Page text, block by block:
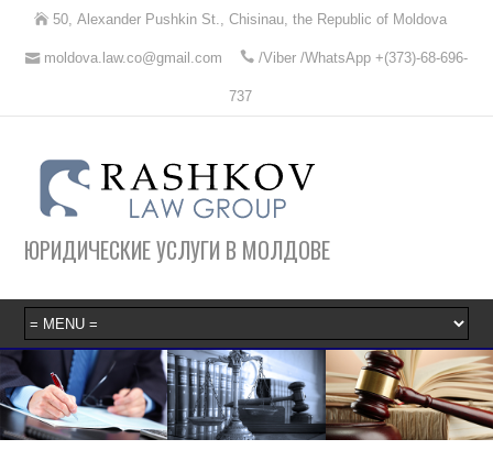
50, Alexander Pushkin St., Chisinau, the Republic of Moldova
moldova.law.co@gmail.com /Viber /WhatsApp +(373)-68-696-
737
ЮРИДИЧЕСКИЕ УСЛУГИ В МОЛДОВЕ